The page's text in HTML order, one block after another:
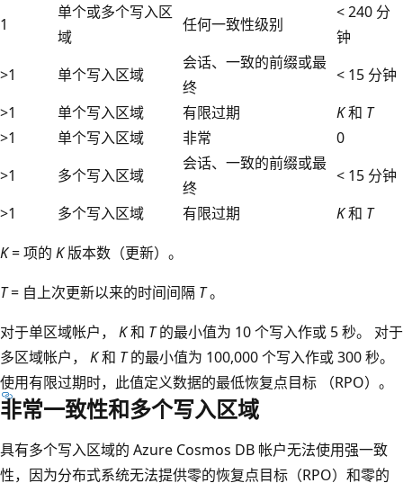
1
单个或多个写入区
域
任何一致性级别
< 240 分
钟
>1
单个写入区域
会话、一致的前缀或最
终
< 15 分钟
>1
单个写入区域 有限过期 K和 T
>1
单个写入区域 非常
0
>1
多个写入区域
会话、一致的前缀或最
终
< 15 分钟
>1
多个写入区域 有限过期 K和 T
K= 项的 K版本数（更新）。
T= 自上次更新以来的时间间隔 T。
对于单区域帐户， K和 T的最小值为 10 个写入作或 5 秒。 对于
多区域帐户， K和 T的最小值为 100,000 个写入作或 300 秒。
使用有限过期时，此值定义数据的最低恢复点目标 （RPO）。
非常一致性和多个写入区域
具有多个写入区域的 Azure Cosmos DB 帐户无法使用强一致
性，因为分布式系统无法提供零的恢复点目标（RPO）和零的